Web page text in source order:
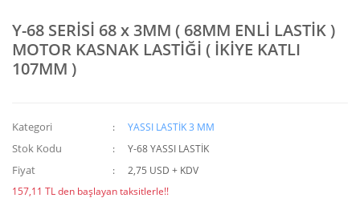
Y-68 SERİSİ 68 x 3MM ( 68MM ENLİ LASTİK )
MOTOR KASNAK LASTİĞİ ( İKİYE KATLI
107MM )
Kategori YASSI LASTİK 3 MM
Stok Kodu Y-68 YASSI LASTİK
Fiyat
2,75 USD + KDV
157,11 TL den başlayan taksitlerle!!